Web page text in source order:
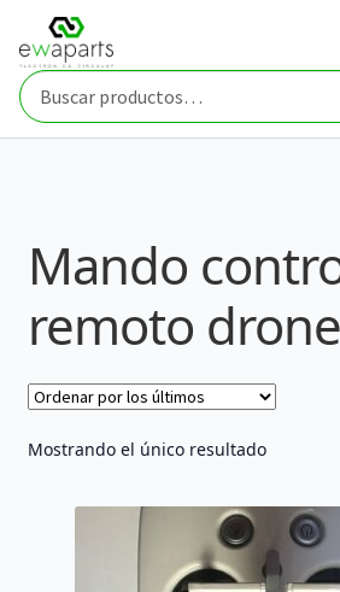
navegación
contenido
Buscar
por:
Inicio Mando
Mando
remoto drone
Mostrando el único resultado